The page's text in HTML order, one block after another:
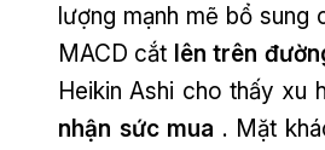
lượng mạnh mẽ bổ sung
MACD cắt lên trên
Heikin Ashi cho thấy xu
nhận sức mua . Mặt